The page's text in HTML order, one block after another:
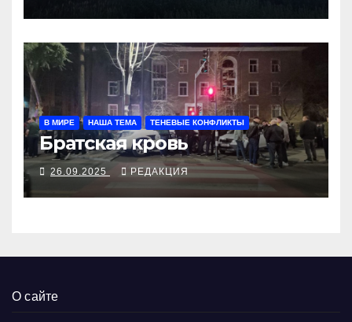
В МИРЕ НАША ТЕМА ТЕНЕВЫЕ КОНФЛИКТЫ
Братская кровь
26.09.2025 РЕДАКЦИЯ
О сайте